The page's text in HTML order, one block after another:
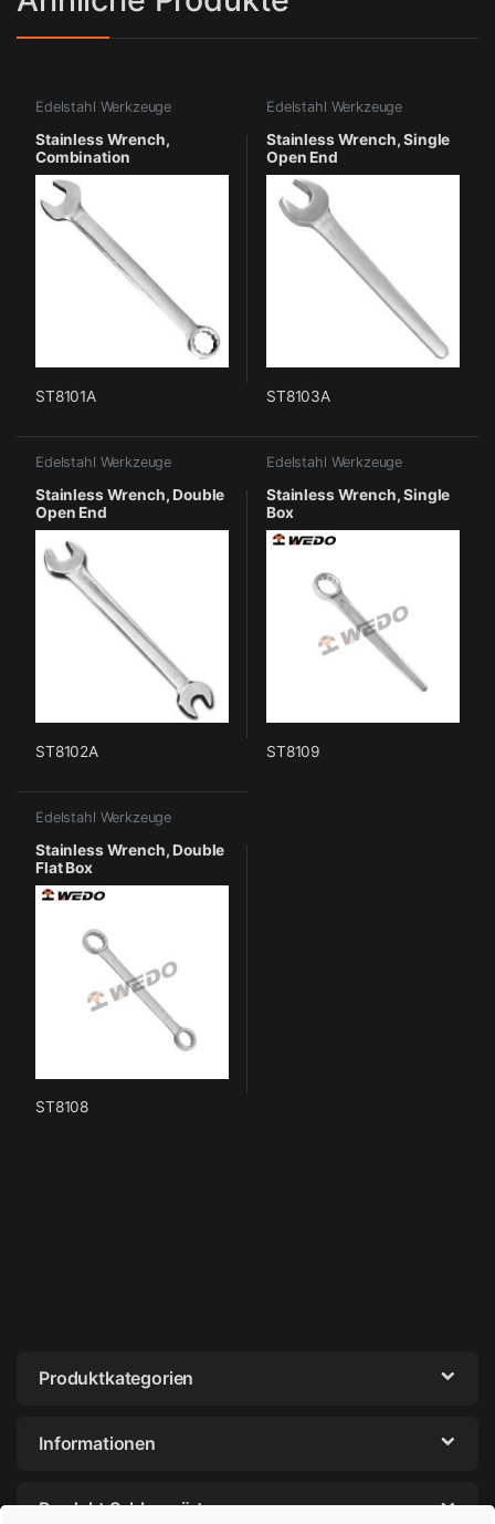
Edelstahl Werkzeuge
Stainless Wrench,
Combination
ST8101A
Edelstahl Werkzeuge
Stainless Wrench, Single
Open End
ST8103A
Edelstahl Werkzeuge
Stainless Wrench, Double
Open End
ST8102A
Edelstahl Werkzeuge
Stainless Wrench, Single
Box
ST8109
Edelstahl Werkzeuge
Stainless Wrench, Double
Flat Box
ST8108
Produktkategorien
Informationen
Produkt Schlagwörter